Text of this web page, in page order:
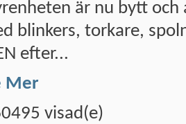
är nu bytt
blinkers, torkare,
efter...
Mer
visad(e)